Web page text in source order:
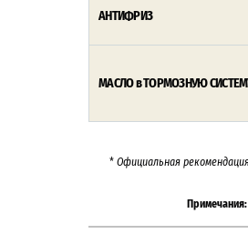
АНТИФРИЗ
МАСЛО в ТОРМОЗНУЮ
* Официальная
Примечания: